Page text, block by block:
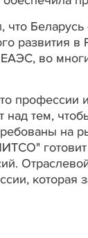
развития
во
над тем,
которая